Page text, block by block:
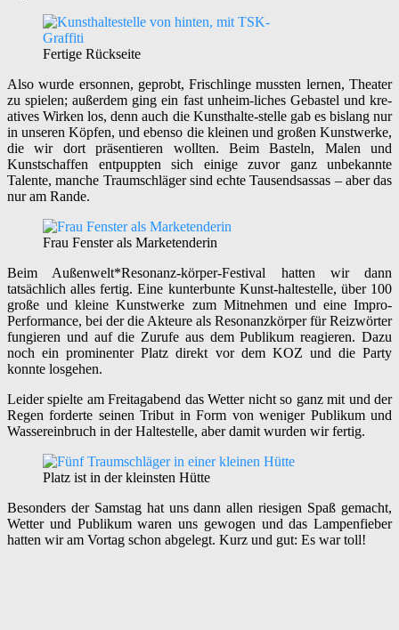
Fertige Rückseite
Also wurde ersonnen, geprobt, Frischlinge mussten lernen, Theater
zu spielen; außerdem ging ein fast unheim-liches Gebastel und kre-
atives Wirken los, denn auch die Kunsthalte-stelle gab es bislang nur
in unseren Köpfen, und ebenso die kleinen und großen Kunstwerke,
die wir dort präsentieren wollten. Beim Basteln, Malen und
Kunstschaffen entpuppten sich einige zuvor ganz unbekannte
Talente, manche Traumschläger sind echte Tausendsassas – aber das
nur am Rande.
Frau Fenster als Marketenderin
Beim Außenwelt*Resonanz-körper-Festival hatten wir dann
tatsächlich alles fertig. Eine kunterbunte Kunst-haltestelle, über 100
große und kleine Kunstwerke zum Mitnehmen und eine Impro-
Performance, bei der die Akteure als Resonanzkörper für Reizwörter
fungieren und auf die Zurufe aus dem Publikum reagieren. Dazu
noch ein prominenter Platz direkt vor dem KOZ und die Party
konnte losgehen.
Leider spielte am Freitagabend das Wetter nicht so ganz mit und der
Regen forderte seinen Tribut in Form von weniger Publikum und
Wassereinbruch in der Haltestelle, aber damit wurden wir fertig.
Platz ist in der kleinsten Hütte
Besonders der Samstag hat uns dann allen riesigen Spaß gemacht,
Wetter und Publikum waren uns gewogen und das Lampenfieber
hatten wir am Vortag schon abgelegt. Kurz und gut: Es war toll!